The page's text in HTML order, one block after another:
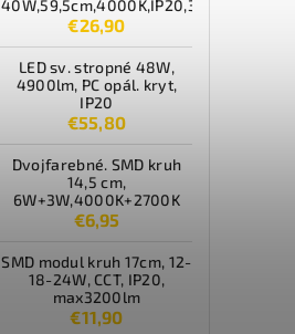
40W,59,5cm,4000K,IP20,3600lm,biely
€26,90
LED sv. stropné 48W,
4900lm, PC opál. kryt,
IP20
€55,80
Dvojfarebné. SMD kruh
14,5 cm,
6W+3W,4000K+2700K
€6,95
SMD modul kruh 17cm, 12-
18-24W, CCT, IP20,
max3200lm
€11,90